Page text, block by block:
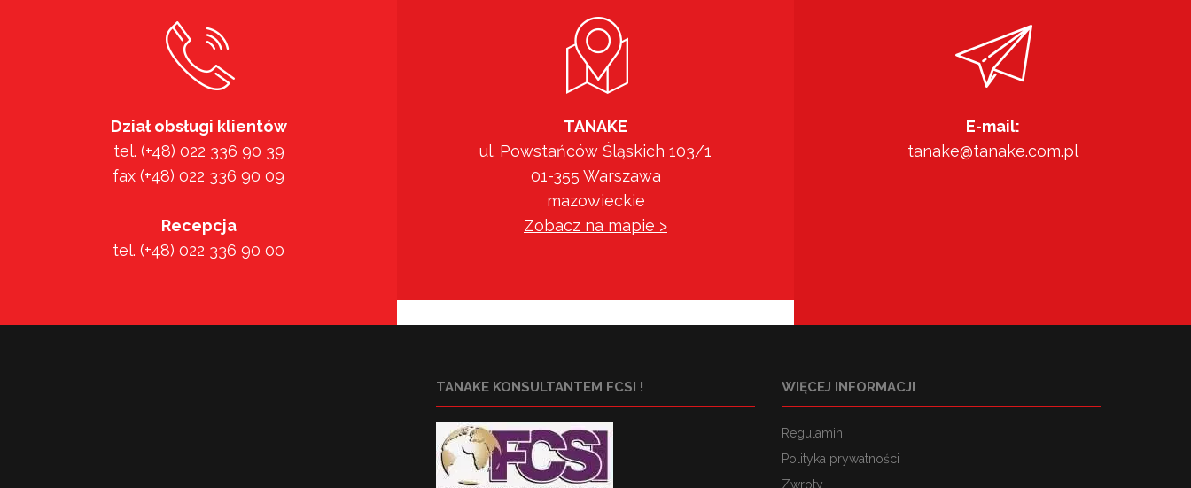
Dział obsługi klientów
tel. (+48) 022 336 90 39
fax (+48) 022 336 90 09
Recepcja
tel. (+48) 022 336 90 00
TANAKE
ul. Powstańców Śląskich 103/1
01-355 Warszawa
mazowieckie
Zobacz na mapie >
E-mail:
tanake@tanake.com.pl
TANAKE KONSULTANTEM FCSI ! WIĘCEJ INFORMACJI
Regulamin
Polityka prywatności
Zwroty